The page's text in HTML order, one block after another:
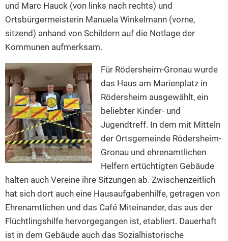
und Marc Hauck (von links nach rechts) und
Ortsbürgermeisterin Manuela Winkelmann (vorne,
sitzend) anhand von Schildern auf die Notlage der
Kommunen aufmerksam.
Für Rödersheim-Gronau wurde
das Haus am Marienplatz in
Rödersheim ausgewählt, ein
beliebter Kinder- und
Jugendtreff. In dem mit Mitteln
der Ortsgemeinde Rödersheim-
Gronau und ehrenamtlichen
Helfern ertüchtigten Gebäude
halten auch Vereine ihre Sitzungen ab. Zwischenzeitlich
hat sich dort auch eine Hausaufgabenhilfe, getragen von
Ehrenamtlichen und das Café Miteinander, das aus der
Flüchtlingshilfe hervorgegangen ist, etabliert. Dauerhaft
ist in dem Gebäude auch das Sozialhistorische